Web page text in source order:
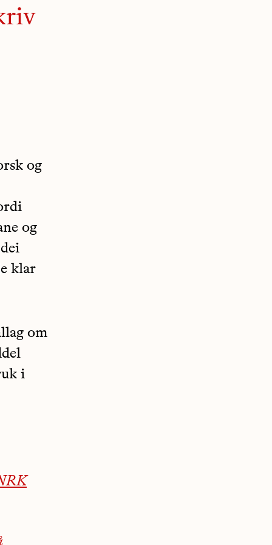
og
og
klar
om
i